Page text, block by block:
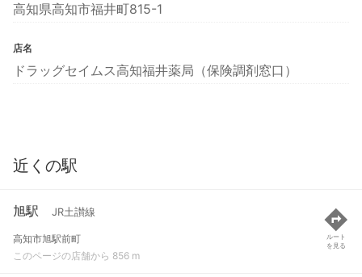
高知県高知市福井町815-1
店名
ドラッグセイムス高知福井薬局（保険調剤窓口）
近くの駅
旭駅 JR土讃線
高知市旭駅前町
このページの店舗から 856 m
ルート
を見る